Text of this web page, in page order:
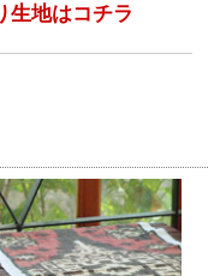
生地はコチラ